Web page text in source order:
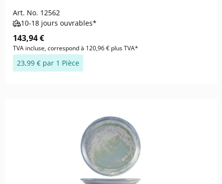
Art. No. 12562
10-18 jours ouvrables*
143,94 €
TVA incluse, correspond à 120,96 € plus TVA*
23,99 € par 1 Pièce